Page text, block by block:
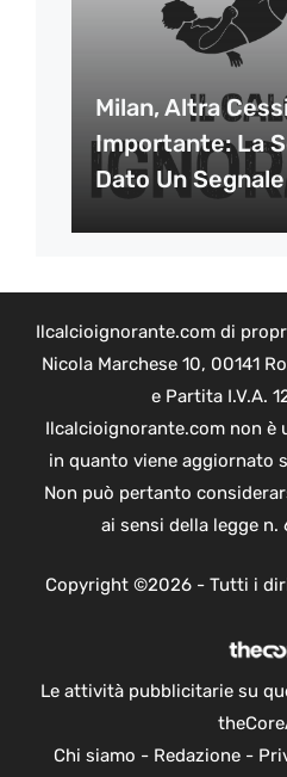
Milan, Altra
Importante: La
Dato Un Segnale
Ilcalcioignorante.com di
Nicola Marchese 10, 00141
e Partita I.V.A.
Ilcalcioignorante.com non è
in quanto viene aggiornato
Non può pertanto
ai sensi della legge n.
Copyright ©2026 - Tutti i
Le attività pubblicitarie su
Chi siamo - Redazione-